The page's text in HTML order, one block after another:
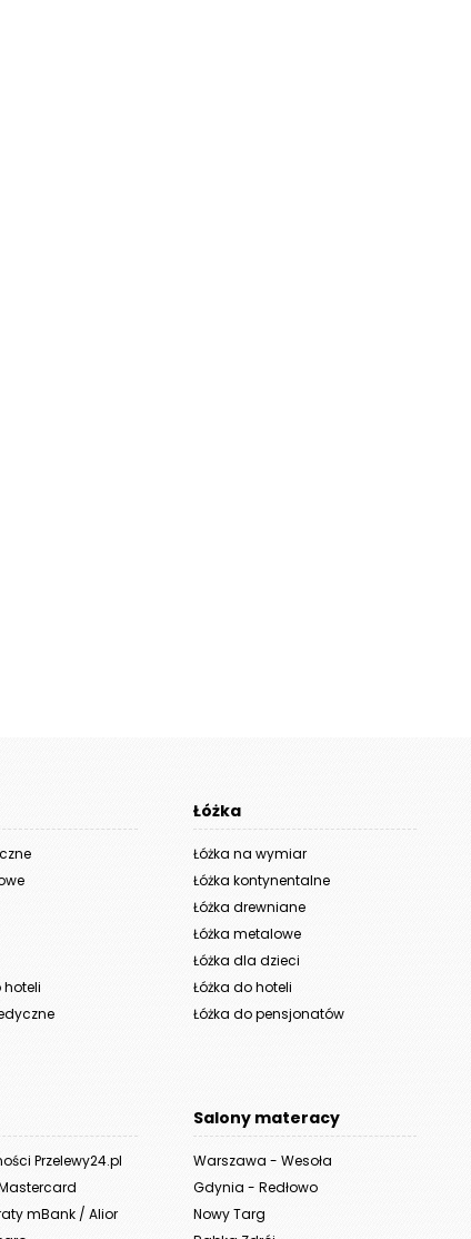
Łóżka
Łóżka na wymiar
Łóżka kontynentalne
Łóżka drewniane
Łóżka metalowe
Łóżka dla dzieci
Łóżka do hoteli
Łóżka do pensjonatów
Przelewy24.pl
mBank / Alior
Salony materacy
Warszawa - Wesoła
Gdynia - Redłowo
Nowy Targ